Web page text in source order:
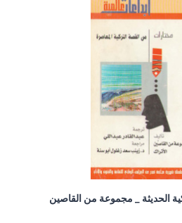
الحديثة _ مجموعة من القاصين